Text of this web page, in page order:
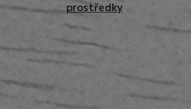
prostředky